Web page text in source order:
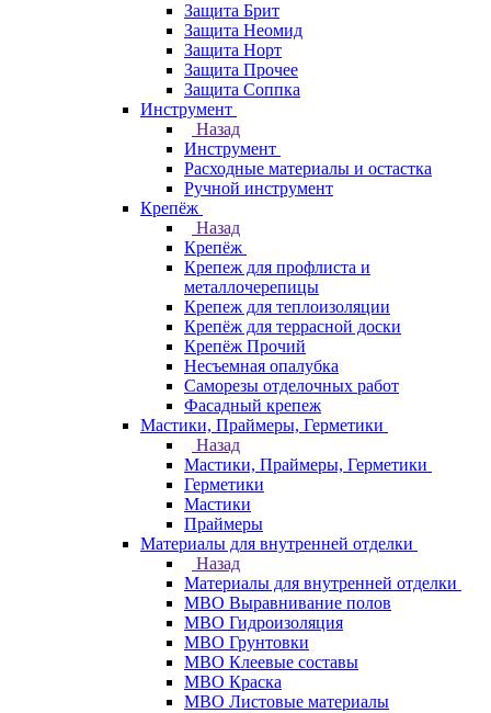
Защита Брит
Защита Неомид
Защита Норт
Защита Прочее
Защита Соппка
Инструмент
Назад
Инструмент
Расходные материалы и остастка
Ручной инструмент
Крепёж
Назад
Крепёж
Крепеж для профлиста и
металлочерепицы
Крепеж для теплоизоляции
Крепёж для террасной доски
Крепёж Прочий
Несъемная опалубка
Саморезы отделочных работ
Фасадный крепеж
Мастики, Праймеры, Герметики
Назад
Мастики, Праймеры, Герметики
Герметики
Мастики
Праймеры
Материалы для внутренней отделки
Назад
Материалы для внутренней отделки
МВО Выравнивание полов
МВО Гидроизоляция
МВО Грунтовки
МВО Клеевые составы
МВО Краска
МВО Листовые материалы